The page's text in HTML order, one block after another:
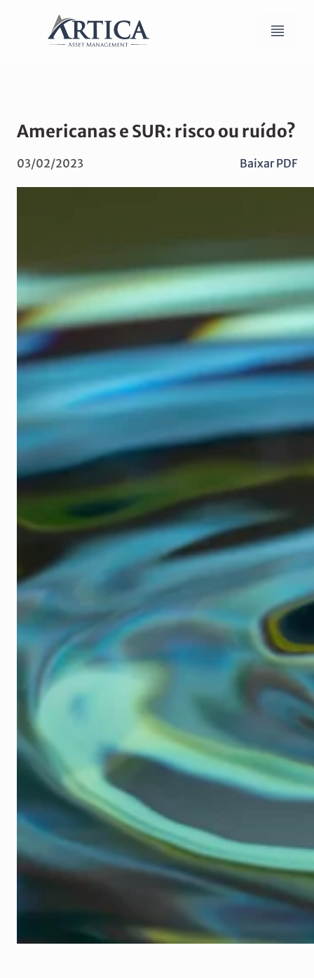
Americanas e SUR: risco ou ruído?
03/02/2023 Baixar PDF